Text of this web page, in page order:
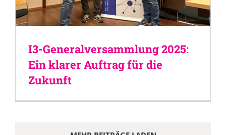
I3-Generalversammlung 2025:
Ein klarer Auftrag für die
Zukunft